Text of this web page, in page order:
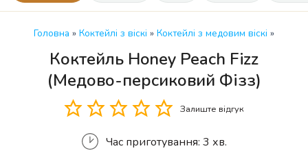
Головна » Коктейлі з віскі » Коктейлі з медовим віскі »
Коктейль Honey Peach Fizz
(Медово-персиковий Фізз)
Залиште відгук
Час приготування: 3 хв.
Кількість